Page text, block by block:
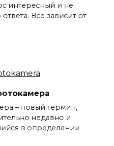
интересный и не
Все зависит от
– новый термин,
недавно и
в определении